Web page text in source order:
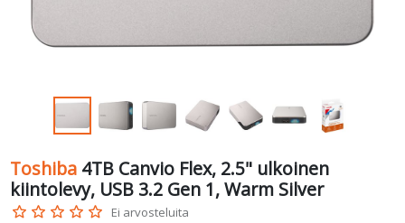
Toshiba 4TB Canvio Flex, 2.5" ulkoinen
kiintolevy, USB 3.2 Gen 1, Warm Silver
star_border star_border star_border star_border star_border Ei arvosteluita